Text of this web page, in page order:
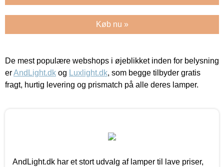
Køb nu »
De mest populære webshops i øjeblikket inden for belysning
erAndLight.dk og Luxlight.dk, som begge tilbyder gratis
fragt, hurtig levering og prismatch på alle deres lamper.
AndLight.dk har et stort udvalg af lamper til lave priser,